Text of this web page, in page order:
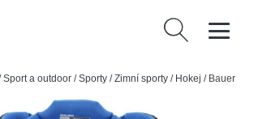
Vyhledávání
Sport a outdoor /Sporty /Zimní sporty / Hokej / Bauer
Bauer GSX S23 SR, Senior, černá, L